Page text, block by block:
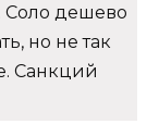
Соло дешево
но не так
Санкций